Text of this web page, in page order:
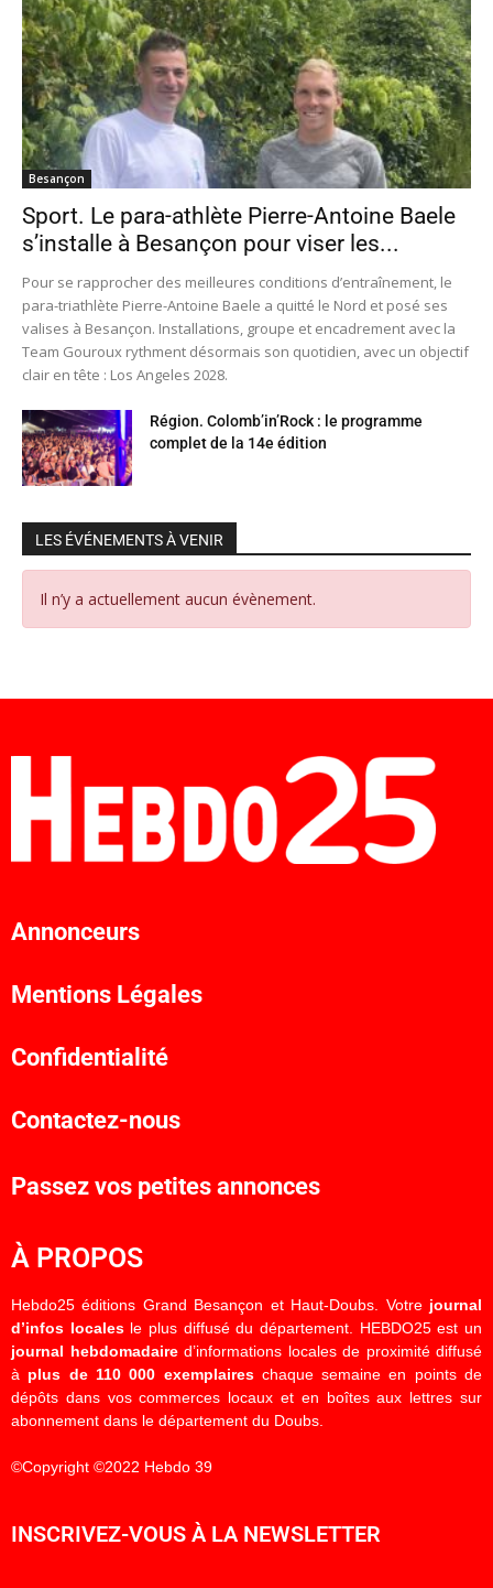
Besançon
Sport. Le para-athlète Pierre-Antoine Baele
s’installe à Besançon pour viser les...
Pour se rapprocher des meilleures conditions d’entraînement, le
para-triathlète Pierre-Antoine Baele a quitté le Nord et posé ses
valises à Besançon. Installations, groupe et encadrement avec la
Team Gouroux rythment désormais son quotidien, avec un objectif
clair en tête : Los Angeles 2028.
Région. Colomb’in’Rock : le programme
complet de la 14e édition
LES ÉVÉNEMENTS À VENIR
Il n’y a actuellement aucun évènement.
Annonceurs
Mentions Légales
Confidentialité
Contactez-nous
Passez vos petites annonces
À PROPOS
Hebdo25 éditions Grand Besançon et Haut-Doubs. Votre journal
d’infos localesle plus diffusé du département. HEBDO25 est un
journal hebdomadaired’informations locales de proximité diffusé
à plus de 110 000 exemplaireschaque semaine en points de
dépôts dans vos commerces locaux et en boîtes aux lettres sur
abonnement dans le département du Doubs.
©Copyright ©2022 Hebdo 39
INSCRIVEZ-VOUS À LA NEWSLETTER